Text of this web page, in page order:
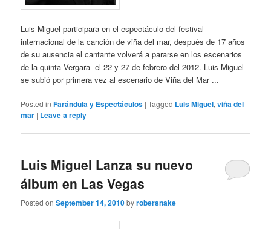
Luis Miguel participara en el espectáculo del festival
internacional de la canción de viña del mar, después de 17 años
de su ausencia el cantante volverá a pararse en los escenarios
de la quinta Vergara el 22 y 27 de febrero del 2012. Luis Miguel
se subió por primera vez al escenario de Viña del Mar ...
Posted in Farándula y Espectáculos |Tagged Luis Miguel,viña del
mar | Leave a reply
Luis Miguel Lanza su nuevo
álbum en Las Vegas
Posted onSeptember 14, 2010byrobersnake